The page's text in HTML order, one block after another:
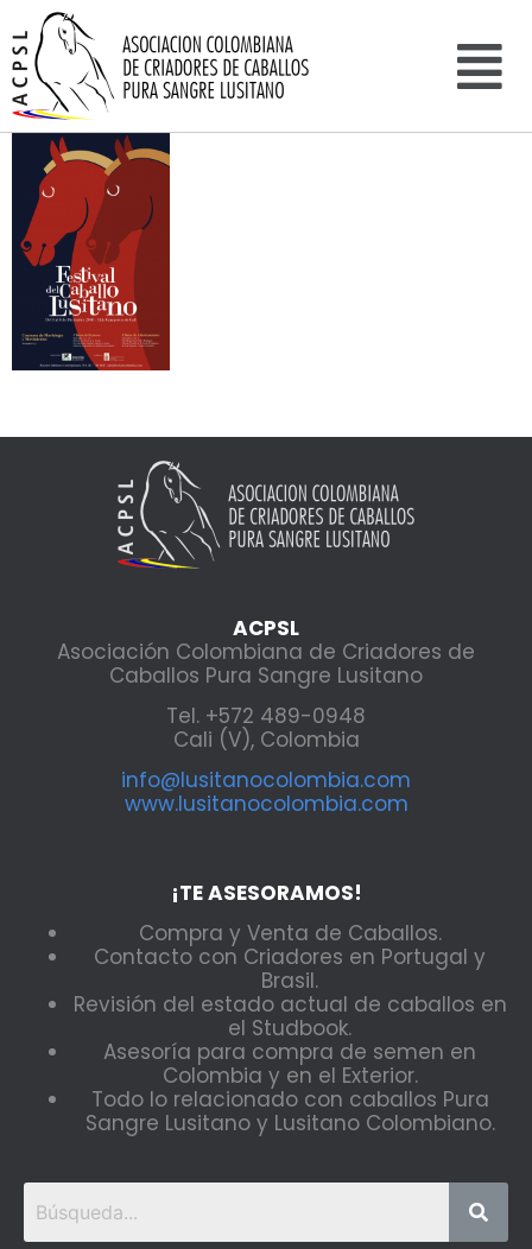
ACPSL
Asociación Colombiana de Criadores de
Caballos Pura Sangre Lusitano
Tel. +572 489-0948
Cali (V), Colombia
info@lusitanocolombia.com
www.lusitanocolombia.com
¡TE ASESORAMOS!
Compra y Venta de Caballos.
Contacto con Criadores en Portugal y
Brasil.
Revisión del estado actual de caballos en
el Studbook.
Asesoría para compra de semen en
Colombia y en el Exterior.
Todo lo relacionado con caballos Pura
Sangre Lusitano y Lusitano Colombiano.